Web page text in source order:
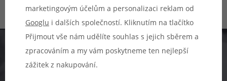
Pomůžeme vám s výběrem
marketingovým účelům a personalizaci reklam od
Googlu i dalších společností. Kliknutím na tlačítko
Přijmout vše nám udělíte souhlas s jejich sběrem a
zpracováním a my vám poskytneme ten nejlepší
zážitek z nakupování.